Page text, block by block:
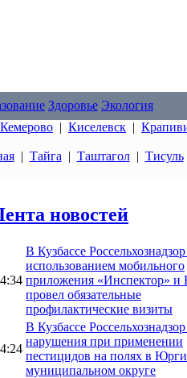
Здоровье Экология
Кемерово | Киселевск |
| Тайга | Таштагол| Тисуль
новостей
В Кузбассе
использованием мобильного
приложения «Инспектор»
провел обязательные
профилактические визиты
В Кузбассе
нарушения при применении
пестицидов на полях в
муниципальном округе